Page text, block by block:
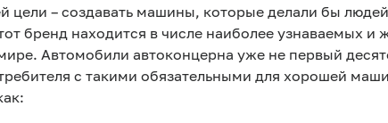
цели – создавать машины, которые делали бы
бренд находится в числе наиболее узнаваемых и
Автомобили автоконцерна уже не первый
с такими обязательными для хорошей